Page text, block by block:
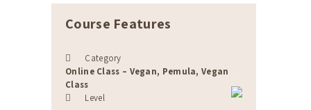
Course Features
Category
Online Class – Vegan, Pemula, Vegan
Class
Level